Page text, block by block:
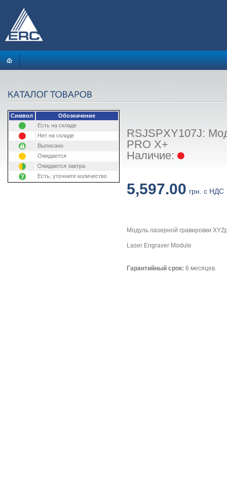
Символ
Обозначение
Есть на складе
Нет на складе
Выписано
Ожидается
Ожидается завтра
Есть, уточните количество
RSJSPXY107J:
PRO X+
Наличие:
5,597.00 грн. с НДС
Модуль лазерной гравировки
Laser Engraver Module
Гарантийный срок: 6 месяцев.